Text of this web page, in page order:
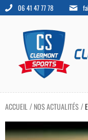
06 41 47 77 78
ACCUEIL / NOS ACTUALITÉS/